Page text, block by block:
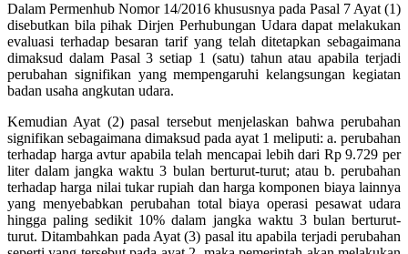
Dalam Permenhub Nomor 14/2016 khususnya pada Pasal 7 Ayat (1)
disebutkan bila pihak Dirjen Perhubungan Udara dapat melakukan
evaluasi terhadap besaran tarif yang telah ditetapkan sebagaimana
dimaksud dalam Pasal 3 setiap 1 (satu) tahun atau apabila terjadi
perubahan signifikan yang mempengaruhi kelangsungan kegiatan
badan usaha angkutan udara.
Kemudian Ayat (2) pasal tersebut menjelaskan bahwa perubahan
signifikan sebagaimana dimaksud pada ayat 1 meliputi: a. perubahan
terhadap harga avtur apabila telah mencapai lebih dari Rp 9.729 per
liter dalam jangka waktu 3 bulan berturut-turut; atau b. perubahan
terhadap harga nilai tukar rupiah dan harga komponen biaya lainnya
yang menyebabkan perubahan total biaya operasi pesawat udara
hingga paling sedikit 10% dalam jangka waktu 3 bulan berturut-
turut. Ditambahkan pada Ayat (3) pasal itu apabila terjadi perubahan